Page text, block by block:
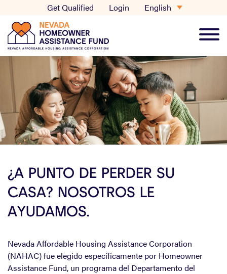
content
Get Qualified Login English
¿A PUNTO DE PERDER SU
CASA? NOSOTROS LE
AYUDAMOS.
Nevada Affordable Housing Assistance Corporation
(NAHAC) fue elegido específicamente por Homeowner
Assistance Fund, un programa del Departamento del